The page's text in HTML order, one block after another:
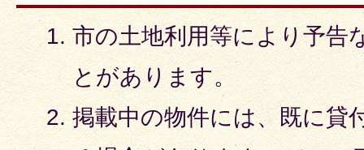
市の土地利用等により予告
とがあります。
掲載中の物件には、既に貸